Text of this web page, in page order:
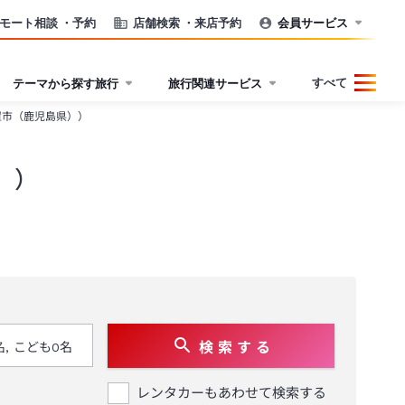
ート相談 ・予約 店舗検索 ・来店予約 会員サービス
テーマから探す旅行 旅行関連サービス すべて
（鹿児島県））
検 索 す る
レンタカーもあわせて検索する